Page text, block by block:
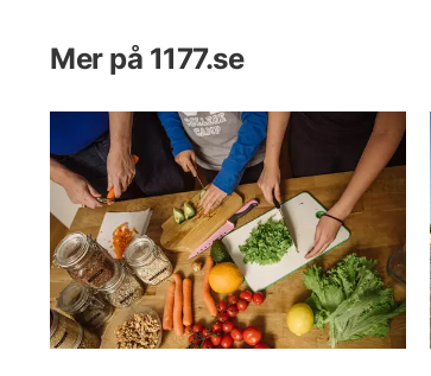
Mer på 1177.se